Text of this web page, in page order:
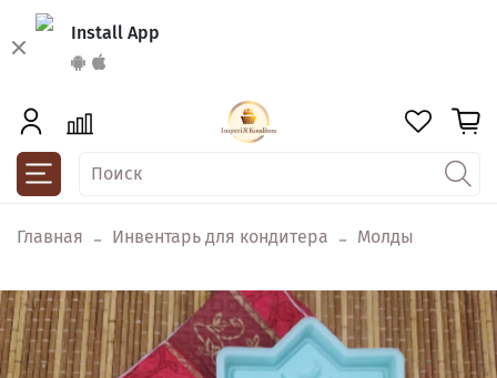
Install App
Главная Инвентарь для кондитера Молды